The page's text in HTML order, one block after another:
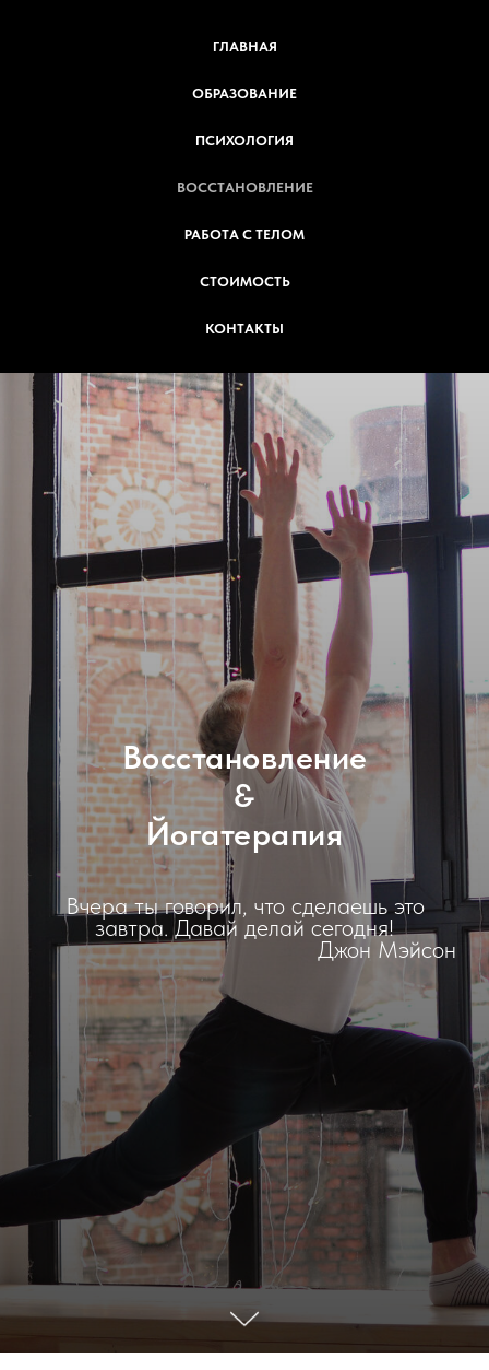
ГЛАВНАЯ
ОБРАЗОВАНИЕ
ПСИХОЛОГИЯ
ВОССТАНОВЛЕНИЕ
РАБОТА С ТЕЛОМ
СТОИМОСТЬ
КОНТАКТЫ
Восстановление
&
Йогатерапия
Вчера ты говорил, что сделаешь это
завтра. Давай делай сегодня!
Джон Мэйсон